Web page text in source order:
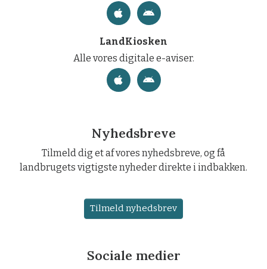
LandKiosken
Alle vores digitale e-aviser.
Nyhedsbreve
Tilmeld dig et af vores nyhedsbreve, og få
landbrugets vigtigste nyheder direkte i indbakken.
Tilmeld nyhedsbrev
Sociale medier